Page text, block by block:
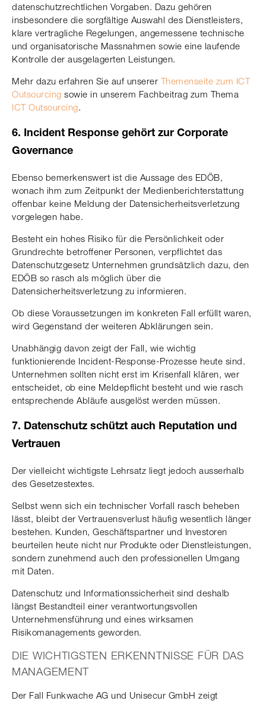
datenschutzrechtlichen Vorgaben. Dazu gehören
insbesondere die sorgfältige Auswahl des Dienstleisters,
klare vertragliche Regelungen, angemessene technische
und organisatorische Massnahmen sowie eine laufende
Kontrolle der ausgelagerten Leistungen.
Mehr dazu erfahren Sie auf unserer Themenseite zum ICT
Outsourcing sowie in unserem Fachbeitrag zum Thema
ICT Outsourcing.
6. Incident Response gehört zur Corporate
Governance
Ebenso bemerkenswert ist die Aussage des EDÖB,
wonach ihm zum Zeitpunkt der Medienberichterstattung
offenbar keine Meldung der Datensicherheitsverletzung
vorgelegen habe.
Besteht ein hohes Risiko für die Persönlichkeit oder
Grundrechte betroffener Personen, verpflichtet das
Datenschutzgesetz Unternehmen grundsätzlich dazu, den
EDÖB so rasch als möglich über die
Datensicherheitsverletzung zu informieren.
Ob diese Voraussetzungen im konkreten Fall erfüllt waren,
wird Gegenstand der weiteren Abklärungen sein.
Unabhängig davon zeigt der Fall, wie wichtig
funktionierende Incident-Response-Prozesse heute sind.
Unternehmen sollten nicht erst im Krisenfall klären, wer
entscheidet, ob eine Meldepflicht besteht und wie rasch
entsprechende Abläufe ausgelöst werden müssen.
7. Datenschutz schützt auch Reputation und
Vertrauen
Der vielleicht wichtigste Lehrsatz liegt jedoch ausserhalb
des Gesetzestextes.
Selbst wenn sich ein technischer Vorfall rasch beheben
lässt, bleibt der Vertrauensverlust häufig wesentlich länger
bestehen. Kunden, Geschäftspartner und Investoren
beurteilen heute nicht nur Produkte oder Dienstleistungen,
sondern zunehmend auch den professionellen Umgang
mit Daten.
Datenschutz und Informationssicherheit sind deshalb
längst Bestandteil einer verantwortungsvollen
Unternehmensführung und eines wirksamen
Risikomanagements geworden.
DIE WICHTIGSTEN ERKENNTNISSE FÜR DAS
MANAGEMENT
Der Fall Funkwache AG und Unisecur GmbH zeigt